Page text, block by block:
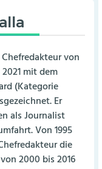
von
mit dem
(Kategorie
Er
als Journalist
Von 1995
die
2000 bis 2016